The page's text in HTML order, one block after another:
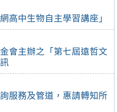
高中生物自主學習講座」
會主辦之「第七屆遠哲文
服務及管道，惠請轉知所